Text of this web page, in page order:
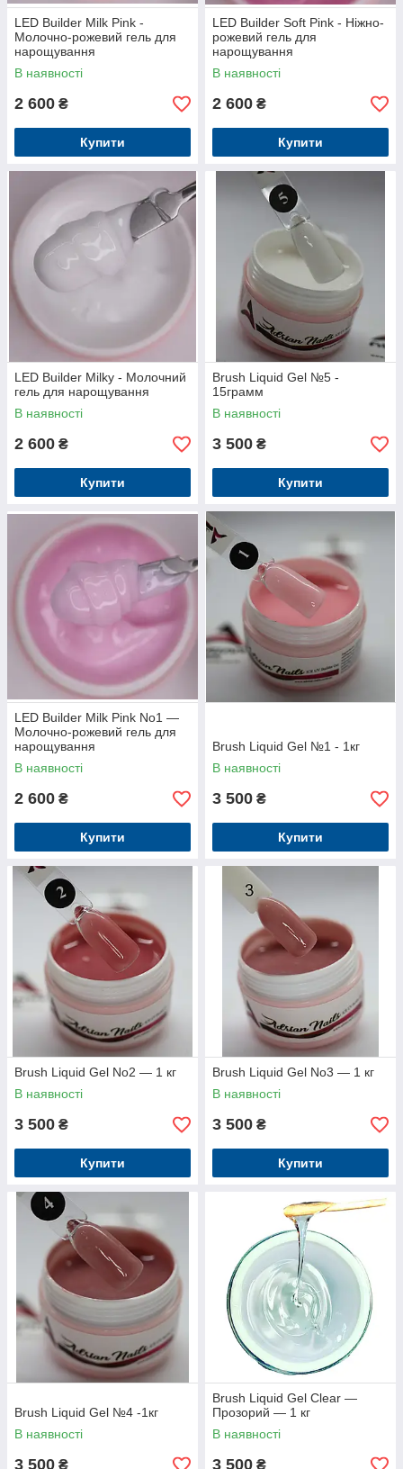
LED Builder Milk Pink -
Молочно-рожевий гель для
нарощування
В наявності
2 600 ₴
Купити
LED Builder Soft Pink - Ніжно-
рожевий гель для
нарощування
В наявності
2 600 ₴
Купити
LED Builder Milky - Молочний
гель для нарощування
В наявності
2 600 ₴
Купити
Brush Liquid Gel №5 -
15грамм
В наявності
3 500 ₴
Купити
LED Builder Milk Pink No1 —
Молочно-рожевий гель для
нарощування
В наявності
2 600 ₴
Купити
Brush Liquid Gel №1 - 1кг
В наявності
3 500 ₴
Купити
Brush Liquid Gel No2 — 1 кг
В наявності
3 500 ₴
Купити
Brush Liquid Gel No3 — 1 кг
В наявності
3 500 ₴
Купити
Brush Liquid Gel №4 -1кг
В наявності
3 500 ₴
Brush Liquid Gel Clear —
Прозорий — 1 кг
В наявності
3 500 ₴